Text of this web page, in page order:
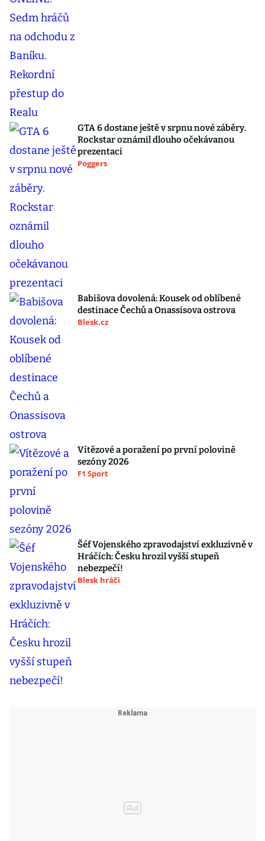
GTA 6 dostane ještě v srpnu nové záběry.
Rockstar oznámil dlouho očekávanou
prezentaci
Poggers
Babišova dovolená: Kousek od oblíbené
destinace Čechů a Onassisova ostrova
Blesk.cz
Vítězové a poražení po první polovině
sezóny 2026
F1 Sport
Šéf Vojenského zpravodajství exkluzivně v
Hráčích: Česku hrozil vyšší stupeň
nebezpečí!
Blesk hráči